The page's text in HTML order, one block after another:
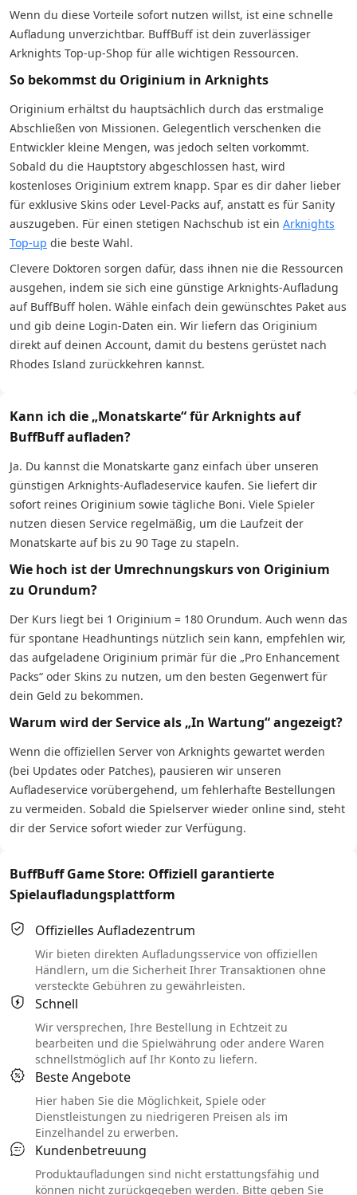
Wenn du diese Vorteile sofort nutzen willst, ist eine schnelle
Aufladung unverzichtbar. BuffBuff ist dein zuverlässiger
Arknights Top-up-Shop für alle wichtigen Ressourcen.
So bekommst du Originium in Arknights
Originium erhältst du hauptsächlich durch das erstmalige
Abschließen von Missionen. Gelegentlich verschenken die
Entwickler kleine Mengen, was jedoch selten vorkommt.
Sobald du die Hauptstory abgeschlossen hast, wird
kostenloses Originium extrem knapp. Spar es dir daher lieber
für exklusive Skins oder Level-Packs auf, anstatt es für Sanity
auszugeben. Für einen stetigen Nachschub ist ein Arknights
Top-up die beste Wahl.
Clevere Doktoren sorgen dafür, dass ihnen nie die Ressourcen
ausgehen, indem sie sich eine günstige Arknights-Aufladung
auf BuffBuff holen. Wähle einfach dein gewünschtes Paket aus
und gib deine Login-Daten ein. Wir liefern das Originium
direkt auf deinen Account, damit du bestens gerüstet nach
Rhodes Island zurückkehren kannst.
Kann ich die „Monatskarte“ für Arknights auf
BuffBuff aufladen?
Ja. Du kannst die Monatskarte ganz einfach über unseren
günstigen Arknights-Aufladeservice kaufen. Sie liefert dir
sofort reines Originium sowie tägliche Boni. Viele Spieler
nutzen diesen Service regelmäßig, um die Laufzeit der
Monatskarte auf bis zu 90 Tage zu stapeln.
Wie hoch ist der Umrechnungskurs von Originium
zu Orundum?
Der Kurs liegt bei 1 Originium = 180 Orundum. Auch wenn das
für spontane Headhuntings nützlich sein kann, empfehlen wir,
das aufgeladene Originium primär für die „Pro Enhancement
Packs“ oder Skins zu nutzen, um den besten Gegenwert für
dein Geld zu bekommen.
Warum wird der Service als „In Wartung“ angezeigt?
Wenn die offiziellen Server von Arknights gewartet werden
(bei Updates oder Patches), pausieren wir unseren
Aufladeservice vorübergehend, um fehlerhafte Bestellungen
zu vermeiden. Sobald die Spielserver wieder online sind, steht
dir der Service sofort wieder zur Verfügung.
BuffBuff Game Store: Offiziell garantierte
Spielaufladungsplattform
Offizielles Aufladezentrum
Wir bieten direkten Aufladungsservice von offiziellen
Händlern, um die Sicherheit Ihrer Transaktionen ohne
versteckte Gebühren zu gewährleisten.
Schnell
Wir versprechen, Ihre Bestellung in Echtzeit zu
bearbeiten und die Spielwährung oder andere Waren
schnellstmöglich auf Ihr Konto zu liefern.
Beste Angebote
Hier haben Sie die Möglichkeit, Spiele oder
Dienstleistungen zu niedrigeren Preisen als im
Einzelhandel zu erwerben.
Kundenbetreuung
Produktaufladungen sind nicht erstattungsfähig und
können nicht zurückgegeben werden. Bitte geben Sie